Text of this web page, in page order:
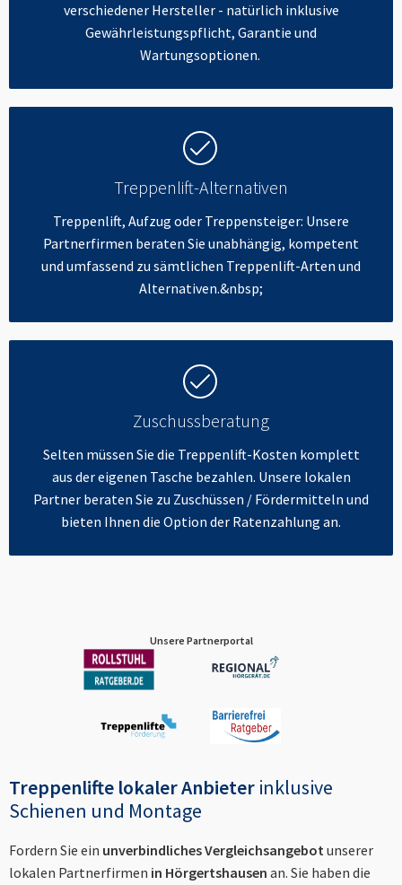
verschiedener Hersteller - natürlich inklusive
Gewährleistungspflicht, Garantie und
Wartungsoptionen.
Treppenlift-Alternativen
Treppenlift, Aufzug oder Treppensteiger: Unsere
Partnerfirmen beraten Sie unabhängig, kompetent
und umfassend zu sämtlichen Treppenlift-Arten und
Alternativen.&nbsp;
Zuschussberatung
Selten müssen Sie die Treppenlift-Kosten komplett
aus der eigenen Tasche bezahlen. Unsere lokalen
Partner beraten Sie zu Zuschüssen / Fördermitteln und
bieten Ihnen die Option der Ratenzahlung an.
Unsere Partnerportal
Treppenlifte lokaler Anbieter inklusive
Schienen und Montage
Fordern Sie ein unverbindliches Vergleichsangebotunserer
lokalen Partnerfirmen in Hörgertshausen an. Sie haben die